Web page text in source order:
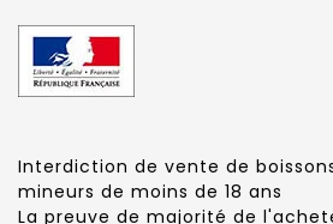
Interdiction de vente de
mineurs de moins de 18 ans
La preuve de majorité de